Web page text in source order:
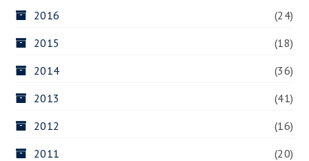
2016
(24)
2015
(18)
2014
(36)
2013
(41)
2012
(16)
2011
(20)